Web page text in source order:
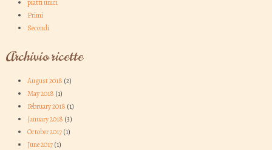
piatti unici
Primi
Secondi
Archivio ricette
August 2018 (2)
May 2018 (1)
February 2018 (1)
January 2018 (3)
October 2017(1)
June 2017(1)